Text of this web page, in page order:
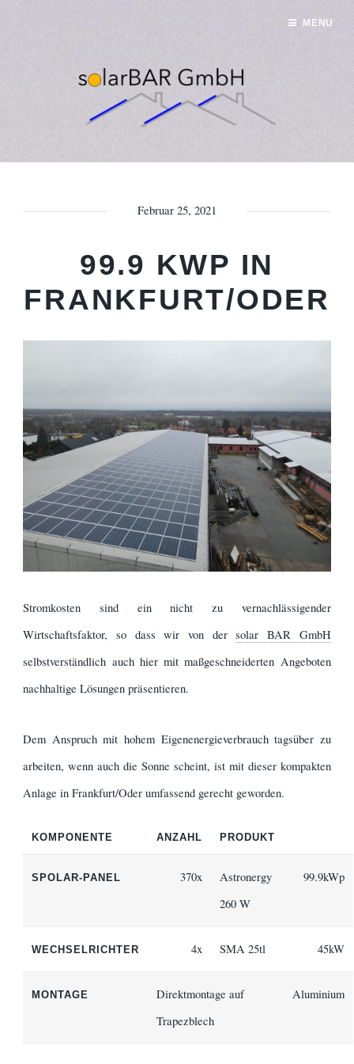
Februar 25, 2021
99.9 KWP IN
FRANKFURT/ODER
Stromkosten sind ein nicht zu vernachlässigender
Wirtschaftsfaktor, so dass wir von dersolar BAR GmbH
selbstverständlich auch hier mit maßgeschneiderten Angeboten
nachhaltige Lösungen präsentieren.
Dem Anspruch mit hohem Eigenenergieverbrauch tagsüber zu
arbeiten, wenn auch die Sonne scheint, ist mit dieser kompakten
Anlage in Frankfurt/Oder umfassend gerecht geworden.
KOMPONENTE ANZAHL PRODUKT
SPOLAR-PANEL 370x
Astronergy
260 W
99.9kWp
WECHSELRICHTER 4x SMA 25tl 45kW
MONTAGE
Direktmontage auf
Trapezblech
Aluminium
MENU